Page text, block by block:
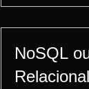
NoSQL